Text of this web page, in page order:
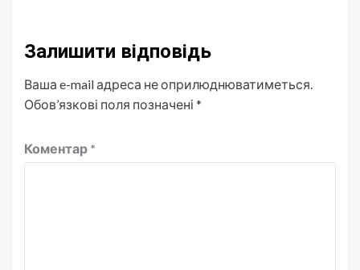
Залишити відповідь
Ваша e-mail адреса не оприлюднюватиметься.
Обов’язкові поля позначені *
Коментар *